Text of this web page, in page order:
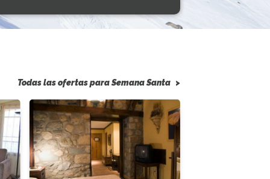
Todas las ofertas para Semana Santa >